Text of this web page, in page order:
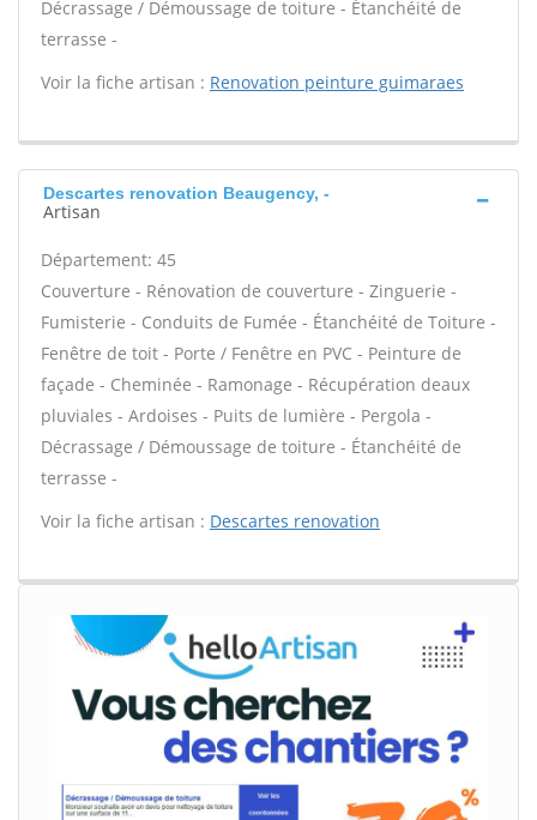
Décrassage / Démoussage de toiture - Étanchéité de
terrasse -
Voir la fiche artisan : Renovation peinture guimaraes
Descartes renovation Beaugency, -
Artisan
Département: 45
Couverture - Rénovation de couverture - Zinguerie -
Fumisterie - Conduits de Fumée - Étanchéité de Toiture -
Fenêtre de toit - Porte / Fenêtre en PVC - Peinture de
façade - Cheminée - Ramonage - Récupération deaux
pluviales - Ardoises - Puits de lumière - Pergola -
Décrassage / Démoussage de toiture - Étanchéité de
terrasse -
Voir la fiche artisan : Descartes renovation